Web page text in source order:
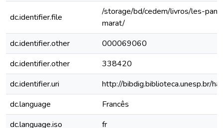
dc.identifier.file
/storage/bd/cedem/livros/les-
marat/
dc.identifier.other
000069060
dc.identifier.other
338420
dc.identifier.uri
http://bibdig.biblioteca.unesp.br/
dc.language
Francês
dc.language.iso
fr